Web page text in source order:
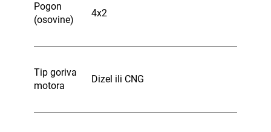
Pogon
(osovine)
4x2
Tip goriva
motora
Dizel ili CNG